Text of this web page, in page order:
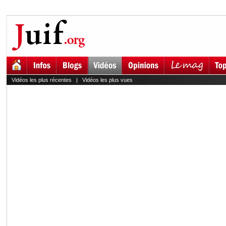
Vidéos les plus récentes | Vidéos les plus vues